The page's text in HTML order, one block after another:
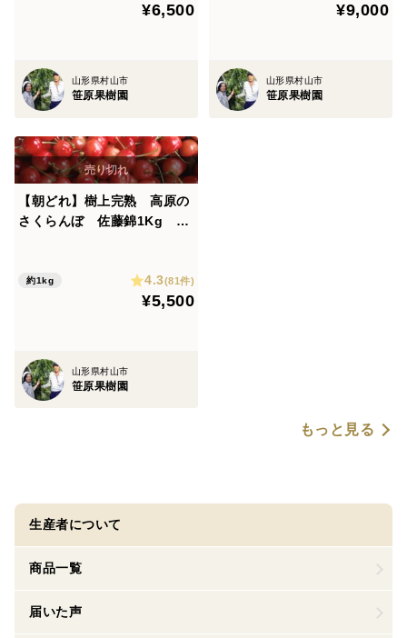
¥6,500
山形県村山市
笹原果樹園
¥9,000
山形県村山市
笹原果樹園
【朝どれ】樹上完熟 高原の
さくらんぼ 佐藤錦1Kg
約1kg 4.3(81件)
¥5,500
山形県村山市
笹原果樹園
もっと見る
生産者について
商品一覧
届いた声